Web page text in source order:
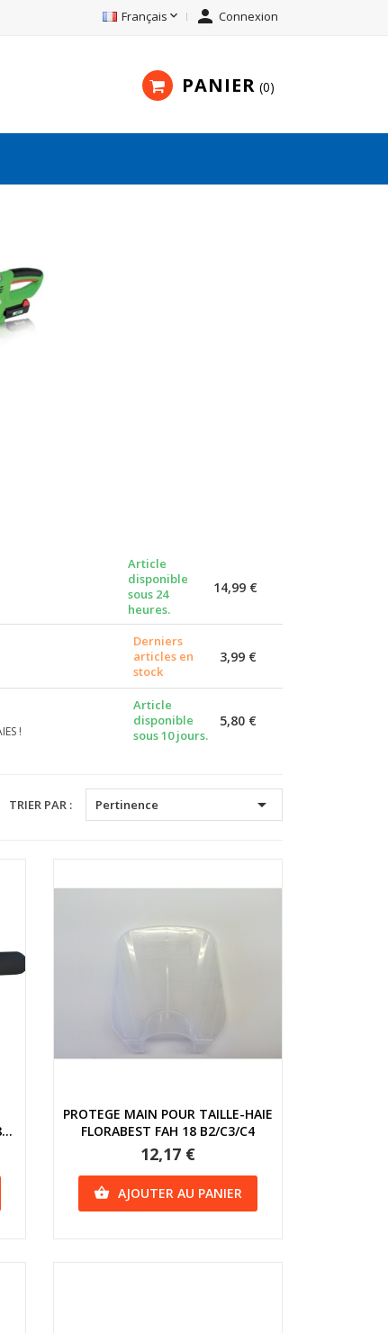
Français  Connexion
PANIER 0
Article
disponible
sous 24
heures.
14,99 €
Derniers
articles en
stock
3,99 €
!
Article
disponible
sous 10 jours.
5,80 €
TRIER PAR : Pertinence 
Aperçu rapide
PROTEGE MAIN POUR TAILLE-HAIE
FLORABEST FAH 18 B2/C3/C4
12,17 €
 AJOUTER AU PANIER